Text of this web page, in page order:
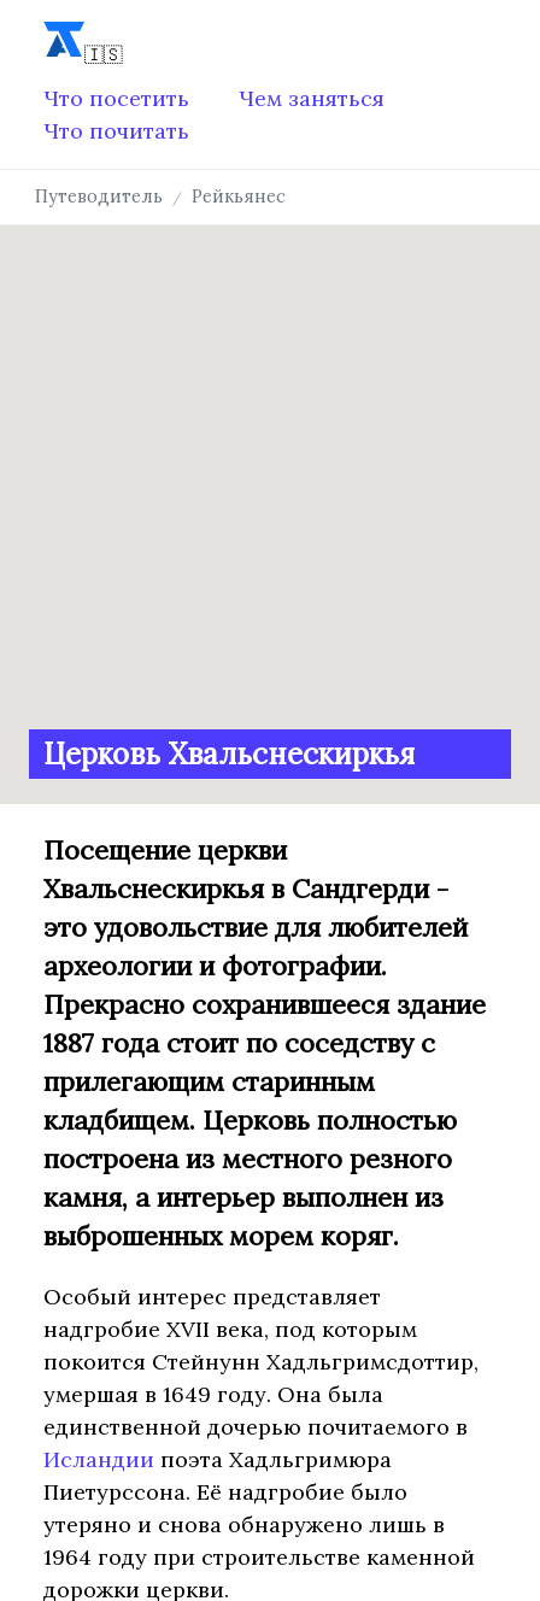
Что посетить
Чем заняться
Что почитать
Путеводитель Рейкьянес
Церковь Хвальснескиркья
Посещение церкви
Хвальснескиркья в Сандгерди -
это удовольствие для любителей
археологии и фотографии.
Прекрасно сохранившееся здание
1887 года стоит по соседству с
прилегающим старинным
кладбищем. Церковь полностью
построена из местного резного
камня, а интерьер выполнен из
выброшенных морем коряг.
Особый интерес представляет
надгробие XVII века, под которым
покоится Стейнунн Хадльгримсдоттир,
умершая в 1649 году. Она была
единственной дочерью почитаемого в
Исландии поэта Хадльгримюра
Пиетурссона. Её надгробие было
утеряно и снова обнаружено лишь в
1964 году при строительстве каменной
дорожки церкви.